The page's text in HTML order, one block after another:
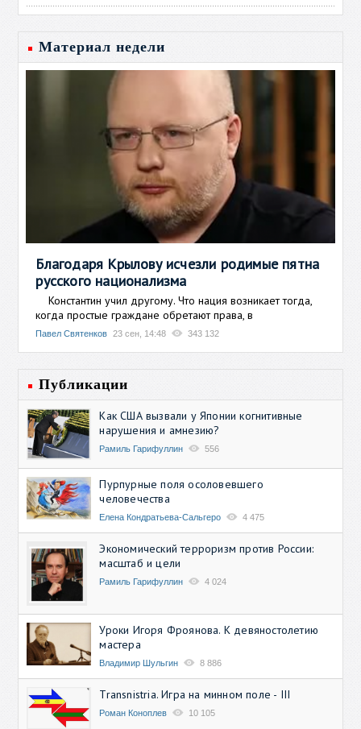
Материал недели
Благодаря Крылову исчезли родимые пятна
русского национализма
Константин учил другому. Что нация возникает тогда,
когда простые граждане обретают права, в
Павел Святенков 23 сен, 14:48 343 132
Публикации
Как США вызвали у Японии когнитивные
нарушения и амнезию?
Рамиль Гарифуллин 556
Пурпурные поля осоловевшего
человечества
Елена Кондратьева-Сальгеро 4 475
Экономический терроризм против России:
масштаб и цели
Рамиль Гарифуллин 4 024
Уроки Игоря Фроянова. К девяностолетию
мастера
Владимир Шульгин 8 886
Transnistria. Игра на минном поле - III
Роман Коноплев 10 105